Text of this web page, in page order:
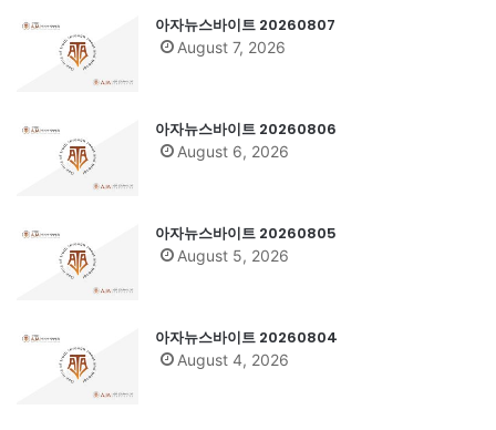
아자뉴스바이트 20260807
August 7, 2026
아자뉴스바이트 20260806
August 6, 2026
아자뉴스바이트 20260805
August 5, 2026
아자뉴스바이트 20260804
August 4, 2026